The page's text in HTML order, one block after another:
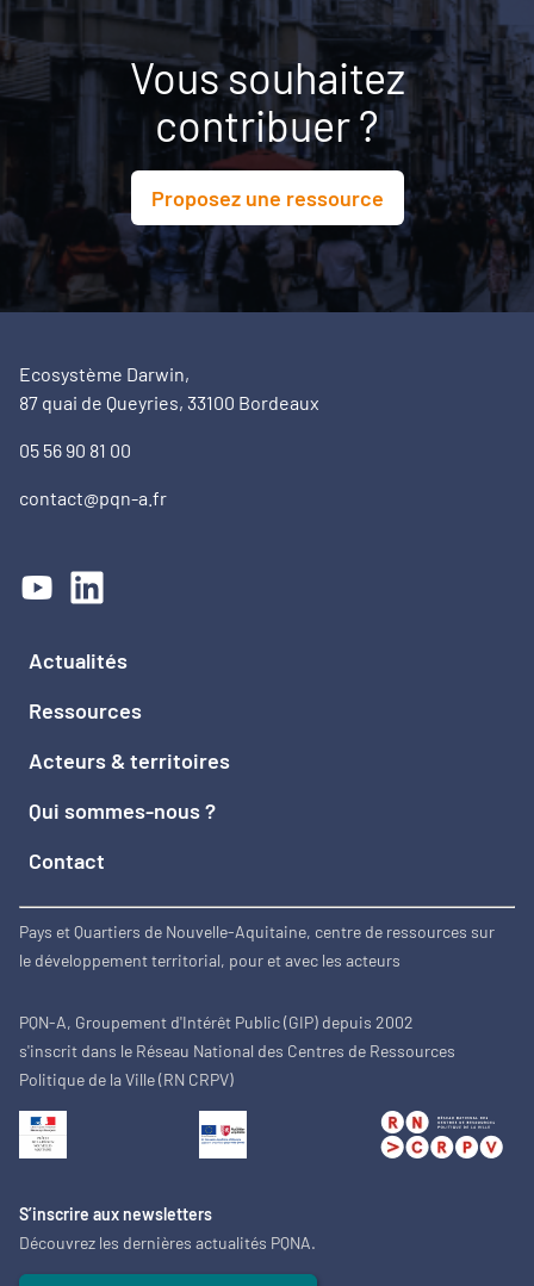
Vous souhaitez
contribuer ?
Proposez une ressource
Ecosystème Darwin,
87 quai de Queyries, 33100 Bordeaux
05 56 90 81 00
contact@pqn-a.fr
Actualités
Ressources
Acteurs & territoires
Qui sommes-nous ?
Contact
Pays et Quartiers de Nouvelle-Aquitaine, centre de ressources sur
le développement territorial, pour et avec les acteurs
PQN-A, Groupement d'Intérêt Public (GIP) depuis 2002
s'inscrit dans le Réseau National des Centres de Ressources
Politique de la Ville (RN CRPV)
S’inscrire aux newsletters
Découvrez les dernières actualités PQNA.